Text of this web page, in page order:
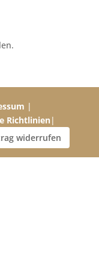
|
Richtlinien |
widerrufen